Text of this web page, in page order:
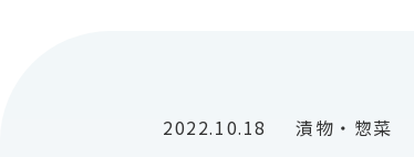
2022.10.18 漬物・惣菜